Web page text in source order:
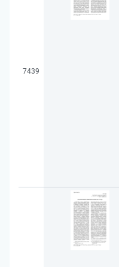
7439